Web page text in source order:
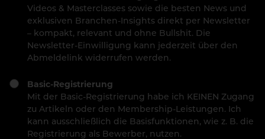
Videos & Masterclasses sowie die besten News und
exklusiven Branchen-Insights direkt per Newsletter
– kompakt, relevant und ohne Bullshit. Die
Newsletter-Einwilligung kann jederzeit über den
Abmeldelink widerrufen werden.
Basic-Registrierung
Mit der Basic-Registrierung habe ich KEINEN Zugang
zu Artikeln oder den Membership-Leistungen. Ich
kann ausschließlich die Basisfunktionen, wie z. B. die
Registrierung als Bewerber, nutzen.